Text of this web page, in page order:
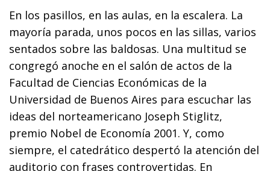
En los pasillos, en las aulas, en la escalera. La
mayoría parada, unos pocos en las sillas, varios
sentados sobre las baldosas. Una multitud se
congregó anoche en el salón de actos de la
Facultad de Ciencias Económicas de la
Universidad de Buenos Aires para escuchar las
ideas del norteamericano Joseph Stiglitz,
premio Nobel de Economía 2001. Y, como
siempre, el catedrático despertó la atención del
auditorio con frases controvertidas. En